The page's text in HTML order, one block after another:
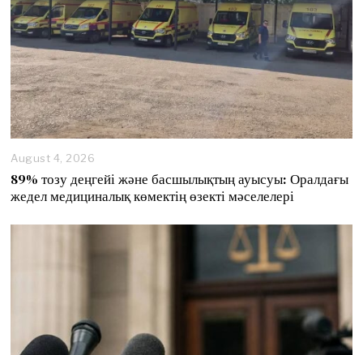
August 4, 2026
89% тозу деңгейі және басшылықтың ауысуы: Оралдағы
жедел медициналық көмектің өзекті мәселелері